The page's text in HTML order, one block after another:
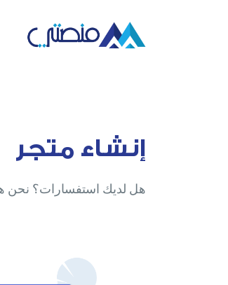
إنشاء متجر
هل لديك استفسارات؟ نحن